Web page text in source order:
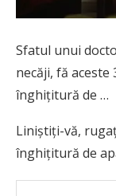
Sfatul unui
necăji, fă aceste
înghiţitură de …
Liniștiți-vă,
înghițitură de